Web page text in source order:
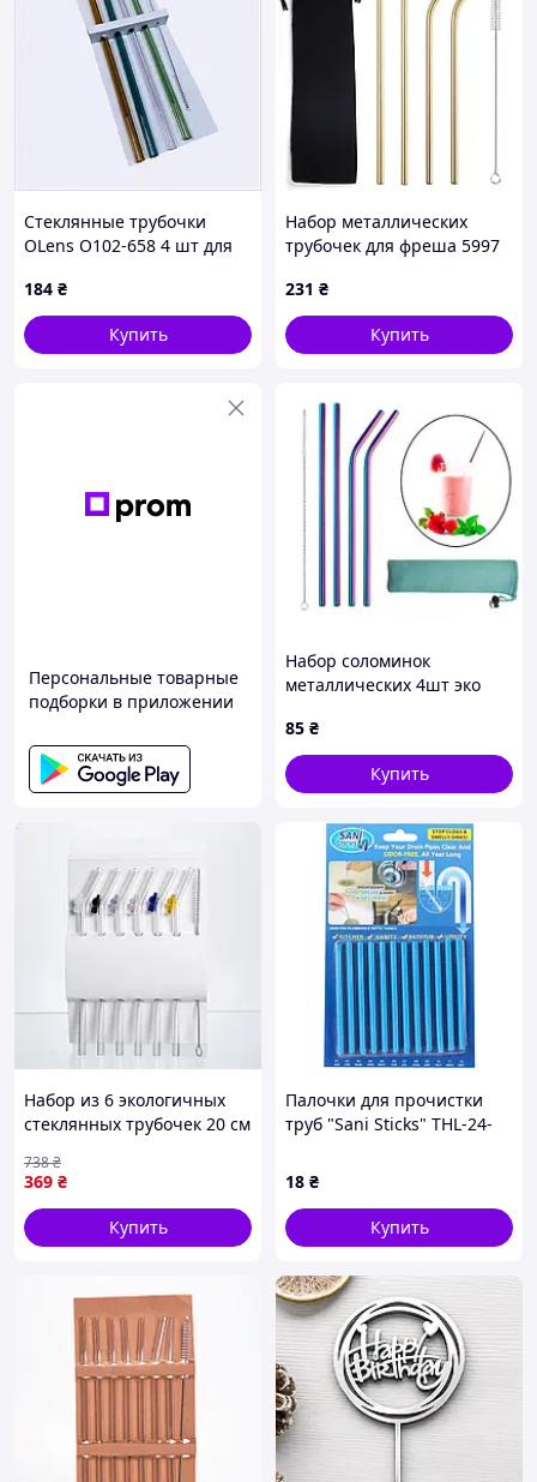
Стеклянные трубочки
OLens O102-658 4 шт для
8X8193T67
184 ₴
Купить
Набор металлических
трубочек для фреша 5997
231 ₴
Купить
Персональные товарные
подборки в приложении
Набор соломинок
металлических 4шт эко
нержавеющей стали
многоразовые хамелеон
85 ₴
Купить
Набор из 6 экологичных
стеклянных трубочек 20 см
коктейлей и напитков
369 ₴
738₴
Купить
Палочки для прочистки
труб "Sani Sticks" THL-24-
18 ₴
Купить